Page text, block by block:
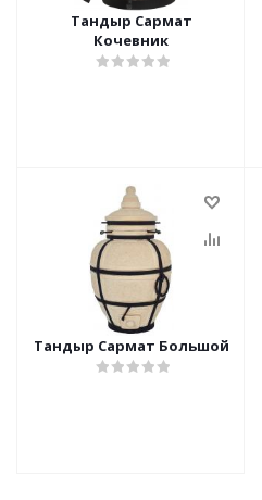
Тандыр Сармат
Кочевник
Тандыр Сармат Большой